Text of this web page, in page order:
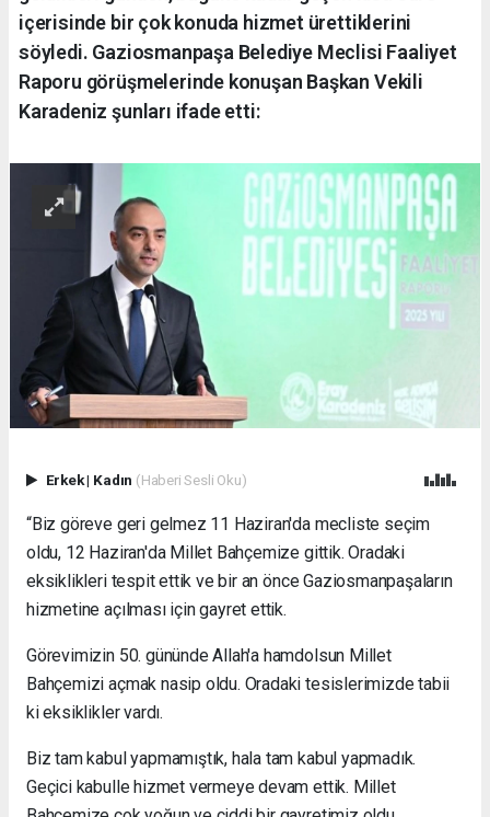
içerisinde bir çok konuda hizmet ürettiklerini
söyledi. Gaziosmanpaşa Belediye Meclisi Faaliyet
Raporu görüşmelerinde konuşan Başkan Vekili
Karadeniz şunları ifade etti:
Erkek| Kadın (Haberi Sesli Oku)
“Biz göreve geri gelmez 11 Haziran'da mecliste seçim
oldu, 12 Haziran'da Millet Bahçemize gittik. Oradaki
eksiklikleri tespit ettik ve bir an önce Gaziosmanpaşaların
hizmetine açılması için gayret ettik.
Görevimizin 50. gününde Allah'a hamdolsun Millet
Bahçemizi açmak nasip oldu. Oradaki tesislerimizde tabii
ki eksiklikler vardı.
Biz tam kabul yapmamıştık, hala tam kabul yapmadık.
Geçici kabulle hizmet vermeye devam ettik. Millet